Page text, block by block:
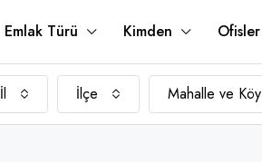
Emlak Türü Kimden Ofisler
İl İlçe Mahalle ve Köy